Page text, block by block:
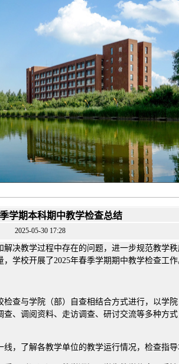
学期本科期中教学检查总结
2025-05-30 17:28
决教学过程中存在的问题，进一步规范教学
学校开展了2025年春季学期期中教学检查工作
查与学院（部）自查相结合方式进行，以学
、调阅资料、走访调查、研讨交流等多种方
，了解各教学单位的教学运行情况，检查指导